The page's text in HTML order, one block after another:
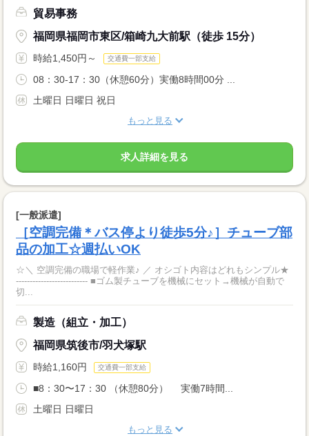
貿易事務
福岡県福岡市東区/箱崎九大前駅（徒歩 15分）
時給1,450円～ 交通費一部支給
08：30-17：30（休憩60分）実働8時間00分 ...
土曜日 日曜日 祝日
もっと見る
求人詳細を見る
[一般派遣]
［空調完備＊バス停より徒歩5分♪］チューブ部
品の加工☆週払いOK
☆＼ 空調完備の職場で軽作業♪ ／ オシゴト内容はどれもシンプル★
-------------------------- ■ゴム製チューブを機械にセット→機械が自動で
切...
製造（組立・加工）
福岡県筑後市/羽犬塚駅
時給1,160円 交通費一部支給
■8：30〜17：30 （休憩80分） 実働7時間...
土曜日 日曜日
もっと見る